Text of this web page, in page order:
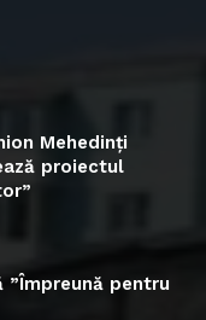
Mehedinți
proiectul
”Împreună pentru